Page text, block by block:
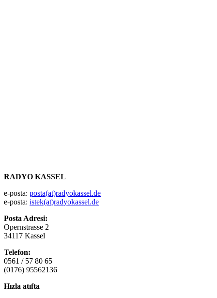
RADYO KASSEL
e-posta: posta(at)radyokassel.de
e-posta: istek(at)radyokassel.de
Posta Adresi:
Opernstrasse 2
34117 Kassel
Telefon:
0561 / 57 80 65
(0176) 95562136
Hızla atıfta